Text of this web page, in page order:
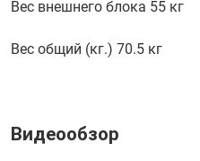
Вес внешнего блока 55 кг
Вес общий (кг.) 70.5 кг
Видеообзор